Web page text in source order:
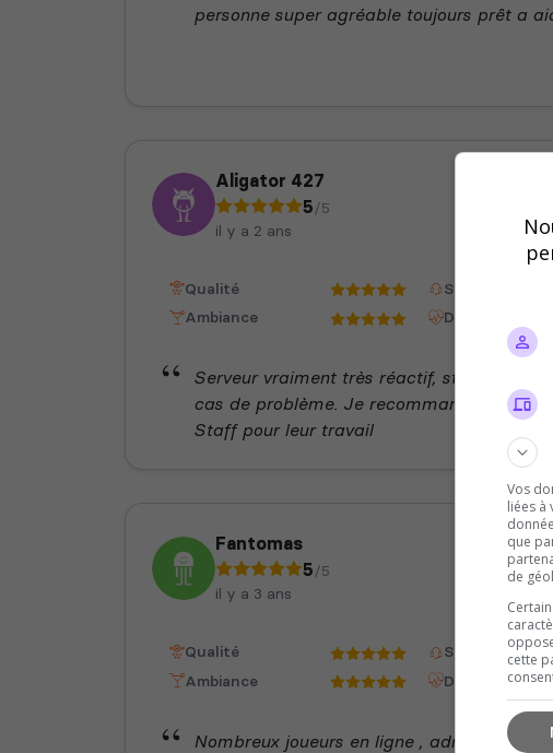
personne super agréable toujours prêt a
Aligator 427
5/5
il y a 2 ans
Qualité
Staff du
Ambiance
Disponibilité
Serveur vraiment très réactif, staff dispo
cas de problème. Je recommande ce
Staff pour leur travail
Fantomas
5/5
il y a 3 ans
Qualité
Staff du
Ambiance
Disponibilité
Nombreux joueurs en ligne , admin tres
Vos
liées à
que
de
cette